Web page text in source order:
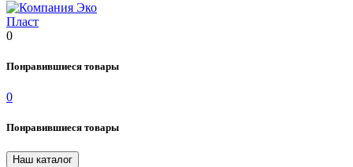
0
Понравившиеся товары
0
Понравившиеся товары
Наш каталог